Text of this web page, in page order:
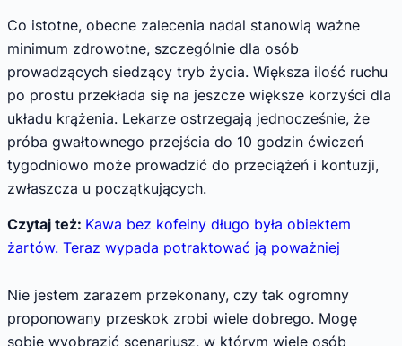
Co istotne, obecne zalecenia nadal stanowią ważne
minimum zdrowotne, szczególnie dla osób
prowadzących siedzący tryb życia. Większa ilość ruchu
po prostu przekłada się na jeszcze większe korzyści dla
układu krążenia. Lekarze ostrzegają jednocześnie, że
próba gwałtownego przejścia do 10 godzin ćwiczeń
tygodniowo może prowadzić do przeciążeń i kontuzji,
zwłaszcza u początkujących.
Czytaj też: Kawa bez kofeiny długo była obiektem
żartów. Teraz wypada potraktować ją poważniej
Nie jestem zarazem przekonany, czy tak ogromny
proponowany przeskok zrobi wiele dobrego. Mogę
sobie wyobrazić scenariusz, w którym wiele osób